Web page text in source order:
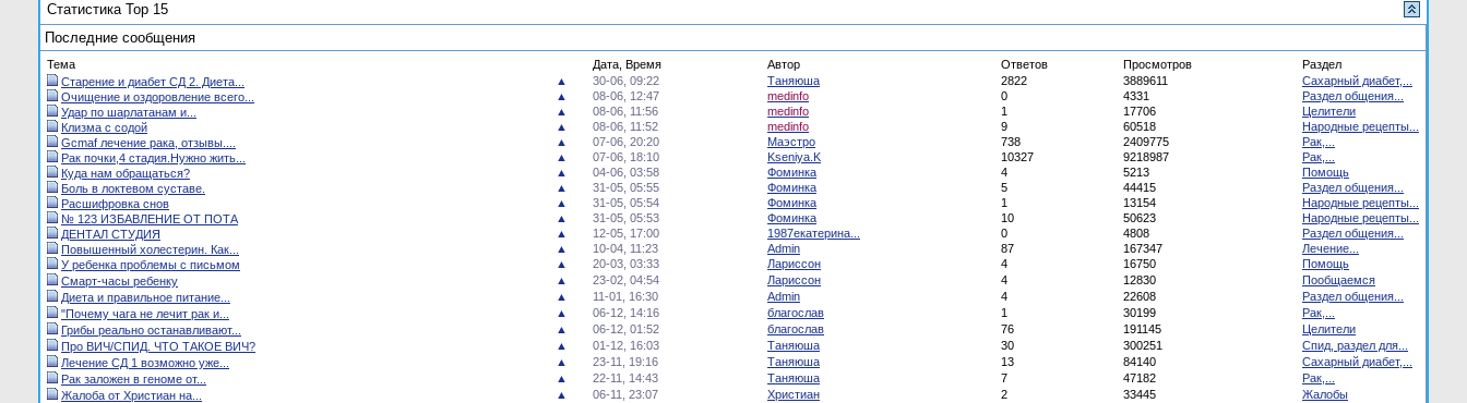
Статистика Top 15
Последние сообщения
Тема Дата, Время Автор Ответов Просмотров
Раздел
Старение и диабет СД 2. Диета...
▲ 30-06, 09:22 Таняюша 2822 3889611
Сахарный диабет,...
Очищение и оздоровление всего...
▲ 08-06, 12:47 medinfo 0 4331
Раздел общения...
Удар по шарлатанам и...
▲ 08-06, 11:56 medinfo 1 17706
Целители
Клизма с содой
▲ 08-06, 11:52 medinfo 9 60518
Народные рецепты...
Gcmaf лечение рака, отзывы....
▲ 07-06, 20:20 Маэстро 738 2409775
Рак,...
Рак почки,4 стадия.Нужно жить...
▲ 07-06, 18:10 Kseniya.K 10327 9218987
Рак,...
Куда нам обращаться?
▲ 04-06, 03:58 Фоминка 4 5213
Помощь
Боль в локтевом суставе.
▲ 31-05, 05:55 Фоминка 5 44415
Раздел общения...
Расшифровка снов
▲ 31-05, 05:54 Фоминка 1 13154
Народные рецепты...
№ 123 ИЗБАВЛЕНИЕ ОТ ПОТА
▲ 31-05, 05:53 Фоминка 10 50623
Народные рецепты...
ДЕНТАЛ СТУДИЯ
▲ 12-05, 17:00 1987екатерина... 0 4808
Раздел общения...
Повышенный холестерин. Как...
▲ 10-04, 11:23 Admin 87 167347
Лечение...
У ребенка проблемы с письмом
▲ 20-03, 03:33 Лариссон 4 16750
Помощь
Смарт-часы ребенку
▲ 23-02, 04:54 Лариссон 4 12830
Пообщаемся
Диета и правильное питание...
▲ 11-01, 16:30 Admin 4 22608
Раздел общения...
"Почему чага не лечит рак и...
▲ 06-12, 14:16 благослав 1 30199
Рак,...
Грибы реально останавливают...
▲ 06-12, 01:52 благослав 76 191145
Целители
Про ВИЧ/СПИД. ЧТО ТАКОЕ ВИЧ?
▲ 01-12, 16:03 Таняюша 30 300251
Спид, раздел для...
Лечение СД 1 возможно уже...
▲ 23-11, 19:16 Таняюша 13 84140
Сахарный диабет,...
Рак заложен в геноме от...
▲ 22-11, 14:43 Таняюша 7 47182
Рак,...
Жалоба от Христиан на...
▲ 06-11, 23:07 Христиан 2 33445
Жалобы